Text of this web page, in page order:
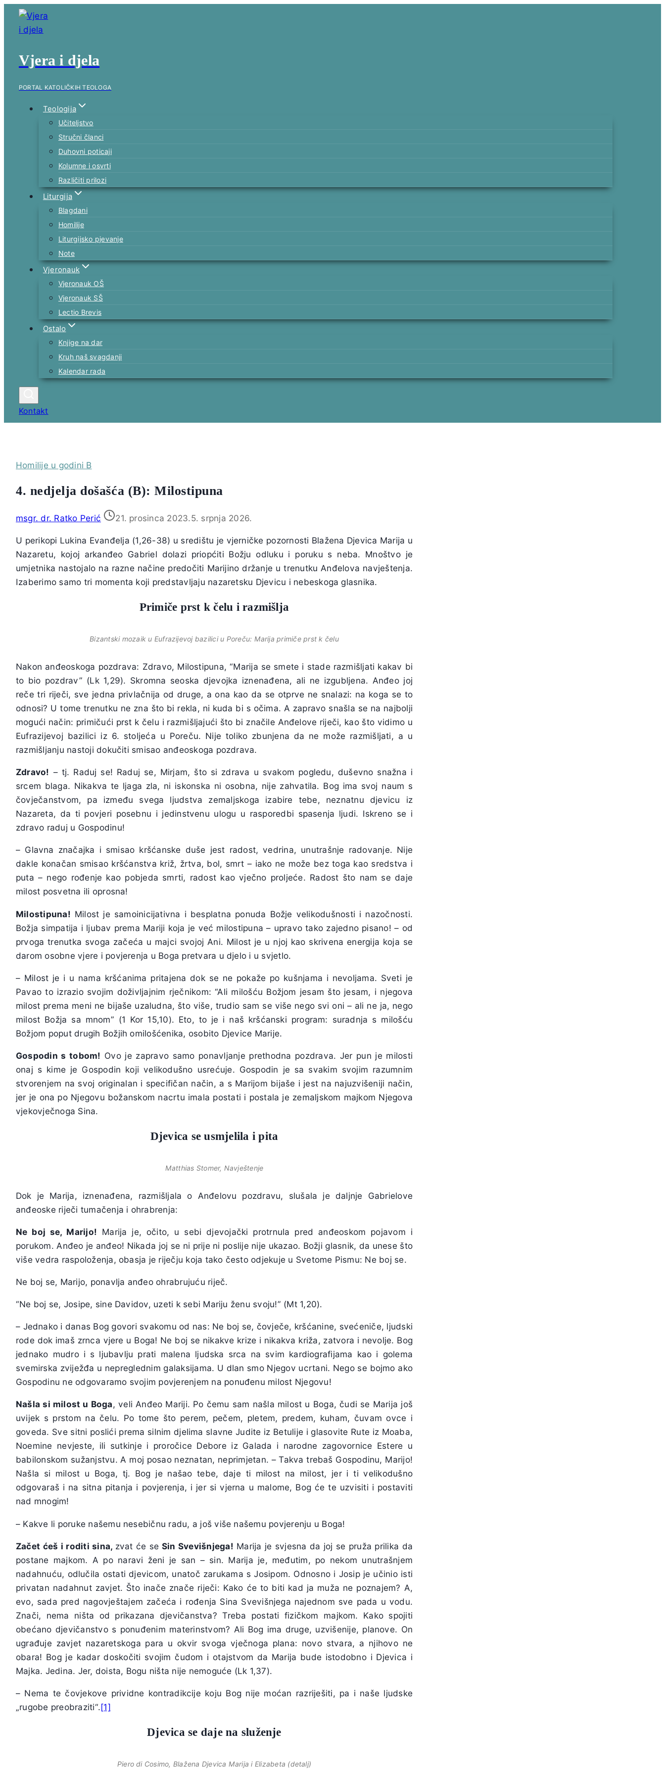
Skip
content
Vjera i djela
PORTAL KATOLIČKIH TEOLOGA
Teologija
Učiteljstvo
Stručni članci
Duhovni poticaji
Kolumne i osvrti
Različiti prilozi
Liturgija
Blagdani
Homilije
Liturgijsko pjevanje
Note
Vjeronauk
Vjeronauk OŠ
Vjeronauk SŠ
Lectio Brevis
Ostalo
Knjige na dar
Kruh naš svagdanji
Kalendar rada
Kontakt
Homilije u godini B
4. nedjelja došašća (B): Milostipuna
msgr. dr. Ratko Perić 21. prosinca 2023.5. srpnja 2026.
U perikopi Lukina Evanđelja (1,26-38) u središtu je vjerničke pozornosti Blažena Djevica Marija u
Nazaretu, kojoj arkanđeo Gabriel dolazi priopćiti Božju odluku i poruku s neba. Mnoštvo je
umjetnika nastojalo na razne načine predočiti Marijino držanje u trenutku Anđelova navještenja.
Izaberimo samo tri momenta koji predstavljaju nazaretsku Djevicu i nebeskoga glasnika.
Primiče prst k čelu i razmišlja
Bizantski mozaik u Eufrazijevoj bazilici u Poreču: Marija primiče prst k čelu
Nakon anđeoskoga pozdrava: Zdravo, Milostipuna, “Marija se smete i stade razmišljati kakav bi
to bio pozdrav” (Lk 1,29). Skromna seoska djevojka iznenađena, ali ne izgubljena. Anđeo joj
reče tri riječi, sve jedna privlačnija od druge, a ona kao da se otprve ne snalazi: na koga se to
odnosi? U tome trenutku ne zna što bi rekla, ni kuda bi s očima. A zapravo snašla se na najbolji
mogući način: primičući prst k čelu i razmišljajući što bi značile Anđelove riječi, kao što vidimo u
Eufrazijevoj bazilici iz 6. stoljeća u Poreču. Nije toliko zbunjena da ne može razmišljati, a u
razmišljanju nastoji dokučiti smisao anđeoskoga pozdrava.
Zdravo! – tj. Raduj se! Raduj se, Mirjam, što si zdrava u svakom pogledu, duševno snažna i
srcem blaga. Nikakva te ljaga zla, ni iskonska ni osobna, nije zahvatila. Bog ima svoj naum s
čovječanstvom, pa između svega ljudstva zemaljskoga izabire tebe, neznatnu djevicu iz
Nazareta, da ti povjeri posebnu i jedinstvenu ulogu u rasporedbi spasenja ljudi. Iskreno se i
zdravo raduj u Gospodinu!
– Glavna značajka i smisao kršćanske duše jest radost, vedrina, unutrašnje radovanje. Nije
dakle konačan smisao kršćanstva križ, žrtva, bol, smrt – iako ne može bez toga kao sredstva i
puta – nego rođenje kao pobjeda smrti, radost kao vječno proljeće. Radost što nam se daje
milost posvetna ili oprosna!
Milostipuna! Milost je samoinicijativna i besplatna ponuda Božje velikodušnosti i nazočnosti.
Božja simpatija i ljubav prema Mariji koja je već milostipuna – upravo tako zajedno pisano! – od
prvoga trenutka svoga začeća u majci svojoj Ani. Milost je u njoj kao skrivena energija koja se
darom osobne vjere i povjerenja u Boga pretvara u djelo i u svjetlo.
– Milost je i u nama kršćanima pritajena dok se ne pokaže po kušnjama i nevoljama. Sveti je
Pavao to izrazio svojim doživljajnim rječnikom: “Ali milošću Božjom jesam što jesam, i njegova
milost prema meni ne bijaše uzaludna, što više, trudio sam se više nego svi oni – ali ne ja, nego
milost Božja sa mnom” (1 Kor 15,10). Eto, to je i naš kršćanski program: suradnja s milošću
Božjom poput drugih Božjih omilošćenika, osobito Djevice Marije.
Gospodin s tobom! Ovo je zapravo samo ponavljanje prethodna pozdrava. Jer pun je milosti
onaj s kime je Gospodin koji velikodušno usrećuje. Gospodin je sa svakim svojim razumnim
stvorenjem na svoj originalan i specifičan način, a s Marijom bijaše i jest na najuzvišeniji način,
jer je ona po Njegovu božanskom nacrtu imala postati i postala je zemaljskom majkom Njegova
vjekovječnoga Sina.
Djevica se usmjelila i pita
Matthias Stomer, Navještenje
Dok je Marija, iznenađena, razmišljala o Anđelovu pozdravu, slušala je daljnje Gabrielove
anđeoske riječi tumačenja i ohrabrenja:
Ne boj se, Marijo! Marija je, očito, u sebi djevojački protrnula pred anđeoskom pojavom i
porukom. Anđeo je anđeo! Nikada joj se ni prije ni poslije nije ukazao. Božji glasnik, da unese što
više vedra raspoloženja, obasja je riječju koja tako često odjekuje u Svetome Pismu: Ne boj se.
Ne boj se, Marijo, ponavlja anđeo ohrabrujuću riječ.
“Ne boj se, Josipe, sine Davidov, uzeti k sebi Mariju ženu svoju!” (Mt 1,20).
– Jednako i danas Bog govori svakomu od nas: Ne boj se, čovječe, kršćanine, svećeniče, ljudski
rode dok imaš zrnca vjere u Boga! Ne boj se nikakve krize i nikakva križa, zatvora i nevolje. Bog
jednako mudro i s ljubavlju prati malena ljudska srca na svim kardiografijama kao i golema
svemirska zviježđa u nepreglednim galaksijama. U dlan smo Njegov ucrtani. Nego se bojmo ako
Gospodinu ne odgovaramo svojim povjerenjem na ponuđenu milost Njegovu!
Našla si milost u Boga, veli Anđeo Mariji. Po čemu sam našla milost u Boga, čudi se Marija još
uvijek s prstom na čelu. Po tome što perem, pečem, pletem, predem, kuham, čuvam ovce i
goveda. Sve sitni poslići prema silnim djelima slavne Judite iz Betulije i glasovite Rute iz Moaba,
Noemine nevjeste, ili sutkinje i proročice Debore iz Galada i narodne zagovornice Estere u
babilonskom sužanjstvu. A moj posao neznatan, neprimjetan. – Takva trebaš Gospodinu, Marijo!
Našla si milost u Boga, tj. Bog je našao tebe, daje ti milost na milost, jer i ti velikodušno
odgovaraš i na sitna pitanja i povjerenja, i jer si vjerna u malome, Bog će te uzvisiti i postaviti
nad mnogim!
– Kakve li poruke našemu nesebičnu radu, a još više našemu povjerenju u Boga!
Začet ćeš i roditi sina, zvat će se Sin Svevišnjega! Marija je svjesna da joj se pruža prilika da
postane majkom. A po naravi ženi je san – sin. Marija je, međutim, po nekom unutrašnjem
nadahnuću, odlučila ostati djevicom, unatoč zarukama s Josipom. Odnosno i Josip je učinio isti
privatan nadahnut zavjet. Što inače znače riječi: Kako će to biti kad ja muža ne poznajem? A,
evo, sada pred nagovještajem začeća i rođenja Sina Svevišnjega najednom sve pada u vodu.
Znači, nema ništa od prikazana djevičanstva? Treba postati fizičkom majkom. Kako spojiti
obećano djevičanstvo s ponuđenim materinstvom? Ali Bog ima druge, uzvišenije, planove. On
ugrađuje zavjet nazaretskoga para u okvir svoga vječnoga plana: novo stvara, a njihovo ne
obara! Bog je kadar doskočiti svojim čudom i otajstvom da Marija bude istodobno i Djevica i
Majka. Jedina. Jer, doista, Bogu ništa nije nemoguće (Lk 1,37).
– Nema te čovjekove prividne kontradikcije koju Bog nije moćan razriješiti, pa i naše ljudske
„rugobe preobraziti“.[1]
Djevica se daje na služenje
Piero di Cosimo, Blažena Djevica Marija i Elizabeta (detalj)